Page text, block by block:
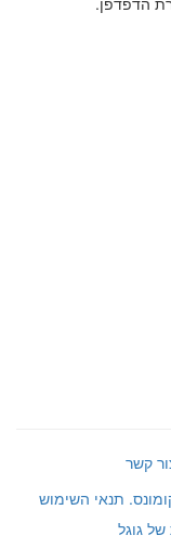
קשר
תנאי השימוש
גוגל